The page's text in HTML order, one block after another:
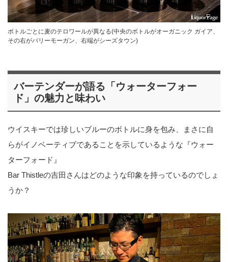
ボトルごとに麦のテロワールが異なる(中央のボトルがオーガニック ガイア、
その右がバリーモーガン、右端がシーズタウン)
バーテンダーが語る「ウォーターフォー
ド」の魅力と味わい
ウイスキーでは珍しいブルーのボトルに身を包み、まさに自
らがイノベーティブであることを示しているような『ウォー
ターフォード』
Bar Thistleの吉田さんはどのような印象を持っているのでしょ
うか？